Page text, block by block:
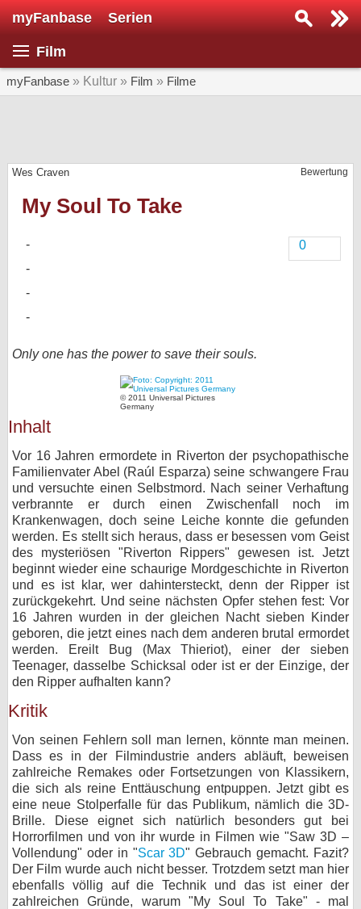
myFanbase Serien
Film
myFanbase » Kultur » Film » Filme
Bewertung
Wes Craven
My Soul To Take
0
Only one has the power to save their souls.
© 2011 Universal Pictures
Germany
Inhalt
Vor 16 Jahren ermordete in Riverton der psychopathische
Familienvater Abel (Raúl Esparza) seine schwangere Frau
und versuchte einen Selbstmord. Nach seiner Verhaftung
verbrannte er durch einen Zwischenfall noch im
Krankenwagen, doch seine Leiche konnte die gefunden
werden. Es stellt sich heraus, dass er besessen vom Geist
des mysteriösen "Riverton Rippers" gewesen ist. Jetzt
beginnt wieder eine schaurige Mordgeschichte in Riverton
und es ist klar, wer dahintersteckt, denn der Ripper ist
zurückgekehrt. Und seine nächsten Opfer stehen fest: Vor
16 Jahren wurden in der gleichen Nacht sieben Kinder
geboren, die jetzt eines nach dem anderen brutal ermordet
werden. Ereilt Bug (Max Thieriot), einer der sieben
Teenager, dasselbe Schicksal oder ist er der Einzige, der
den Ripper aufhalten kann?
Kritik
Von seinen Fehlern soll man lernen, könnte man meinen.
Dass es in der Filmindustrie anders abläuft, beweisen
zahlreiche Remakes oder Fortsetzungen von Klassikern,
die sich als reine Enttäuschung entpuppen. Jetzt gibt es
eine neue Stolperfalle für das Publikum, nämlich die 3D-
Brille. Diese eignet sich natürlich besonders gut bei
Horrorfilmen und von ihr wurde in Filmen wie "Saw 3D –
Vollendung" oder in "Scar 3D" Gebrauch gemacht. Fazit?
Der Film wurde auch nicht besser. Trotzdem setzt man hier
ebenfalls völlig auf die Technik und das ist einer der
zahlreichen Gründe, warum "My Soul To Take" - mal
Serie suchen...
SERIEN
Veranstaltungen
Forum
bei X
Kontakt
Nutzungsbedingungen
Datenschutz
Cookie-Einstellungen
Impressum
Desktop-Ansicht
myFanbase